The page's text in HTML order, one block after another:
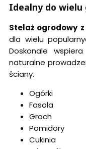
Idealny do
Stelaż ogrodowy
dla wielu
Doskonale
naturalne
ściany.
Ogórki
Fasola
Groch
Pomidory
Cukinia